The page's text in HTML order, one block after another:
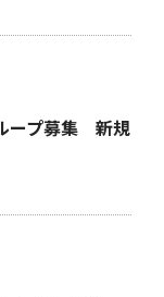
ープ募集 新規